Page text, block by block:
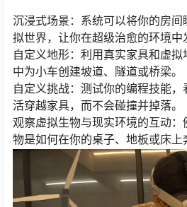
沉浸式场景：系统可以将你的房
拟世界，让你在超级治愈的环境中
自定义地形：利用真实家具和虚
中为小车创建坡道、隧道或桥梁。
自定义挑战：测试你的编程技能
活穿越家具，而不会碰撞并掉落。
观察虚拟生物与现实环境的互动
物是如何在你的桌子、地板或床上